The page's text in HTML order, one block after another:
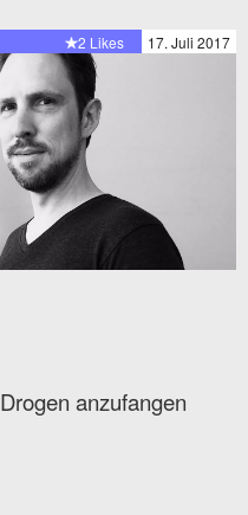
17. Juli 2017
2 Likes
anzufangen